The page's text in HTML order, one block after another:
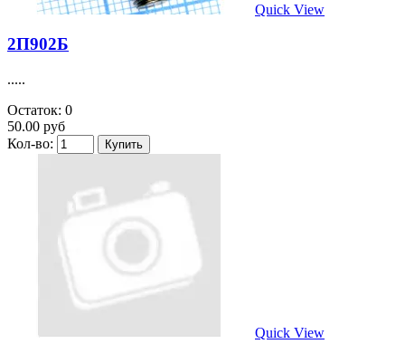
Quick View
2П902Б
.....
Остаток: 0
50.00 руб
Кол-во:
Quick View